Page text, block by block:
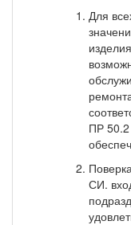
Для
ПР
СИ.